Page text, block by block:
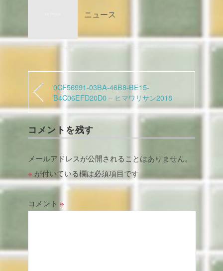
ニュース
0CF56991-03BA-46B8-BE15-
B4C06EFD20D0 – ヒマワリサン2018
コメントを残す
メールアドレスが公開されることはありません。
※ が付いている欄は必須項目です
コメント ※